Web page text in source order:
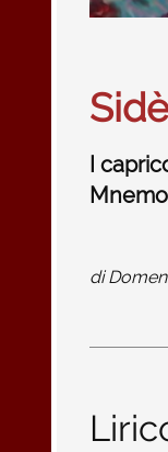
I
di